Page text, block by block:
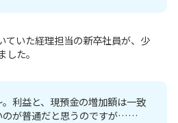
ていた経理担当の新卒社員が、少
た。
。利益と、現預金の増加額は一致
のが普通だと思うのですが……